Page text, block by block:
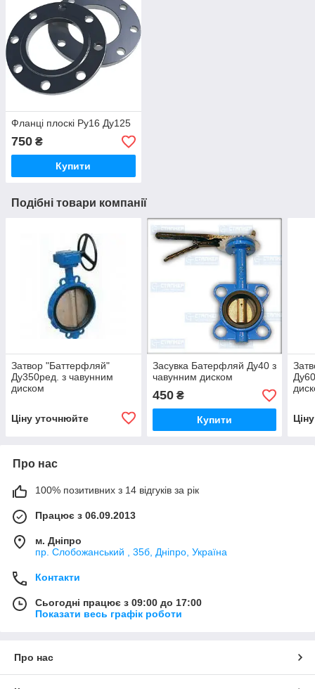
Фланці плоскі Ру16 Ду125
750 ₴
Купити
Подібні товари компанії
Затвор "Баттерфляй"
Ду350ред. з чавунним
диском
Ціну уточнюйте
Засувка Батерфляй Ду40 з
чавунним диском
450₴
Купити
Про нас
100% позитивних з 14 відгуків за рік
Працює з 06.09.2013
м. Дніпро
пр. Слобожанський , 35б, Дніпро, Україна
Контакти
Сьогодні працює з 09:00 до 17:00
Показати весь графік роботи
Про нас